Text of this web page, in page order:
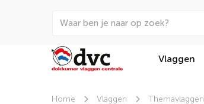
Vlaggen
Home Vlaggen Themavlaggen